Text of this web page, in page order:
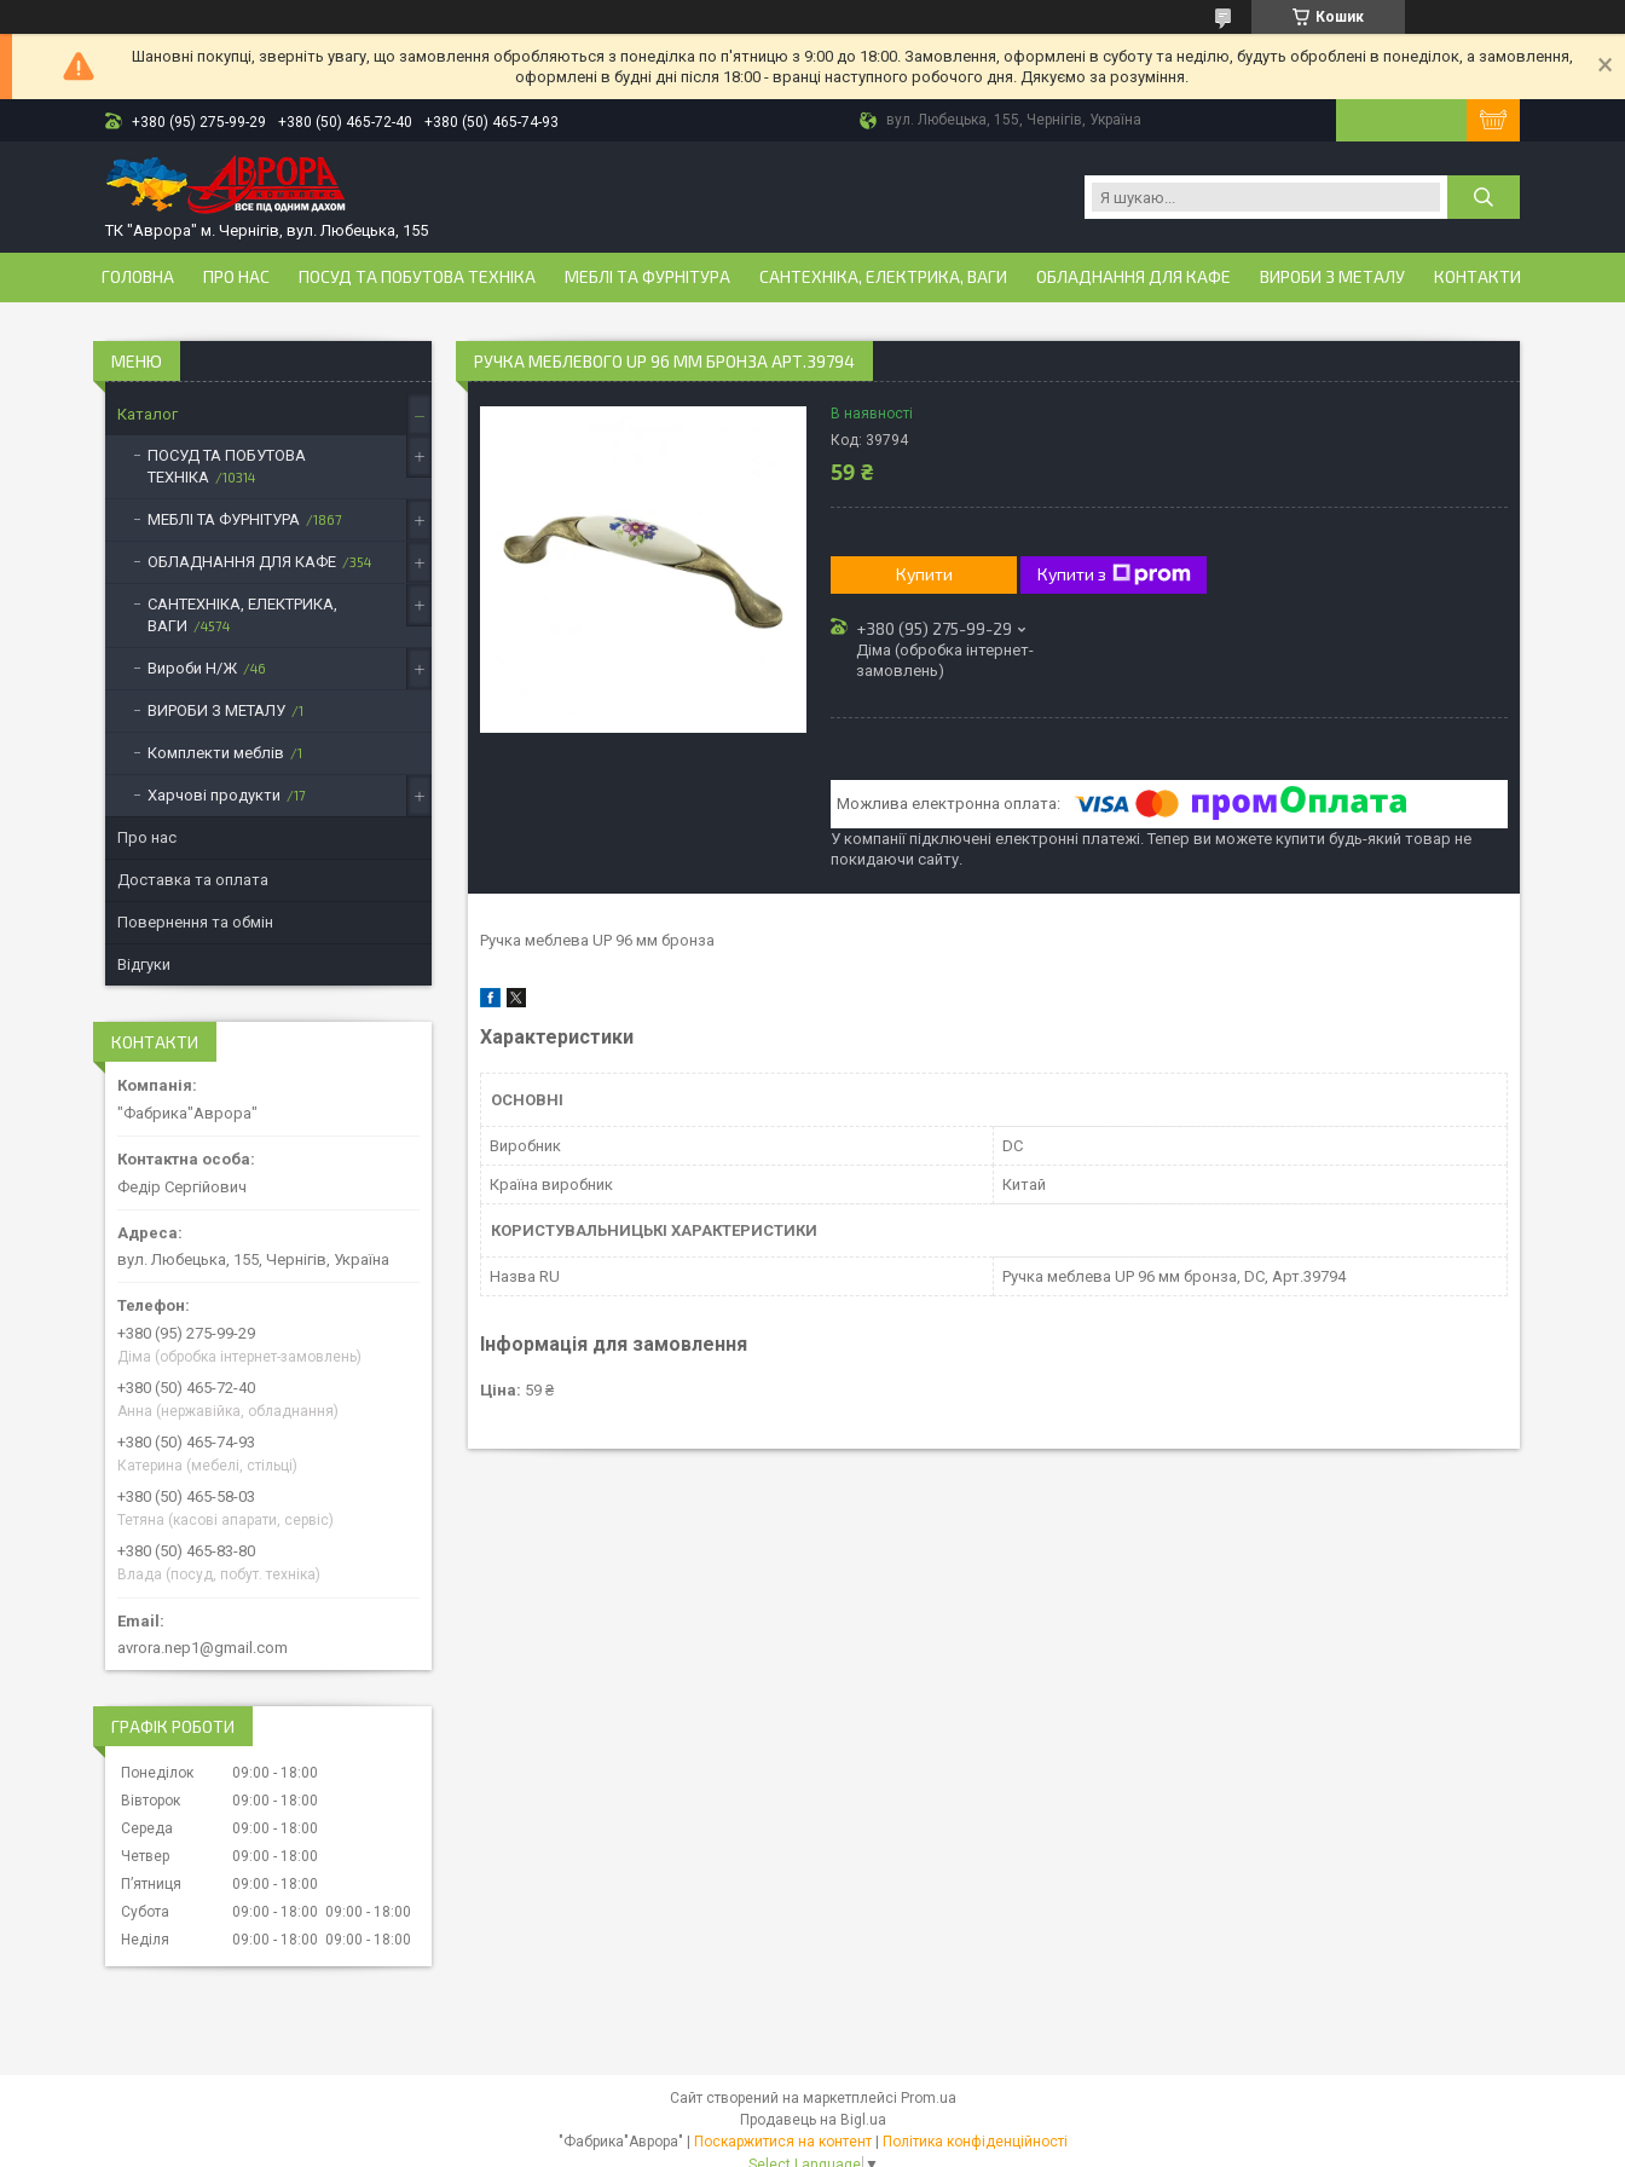
Кошик
Шановні покупці, зверніть увагу, що замовлення обробляються з понеділка по п'ятницю з 9:00 до 18:00. Замовлення, оформлені в суботу та неділю, будуть оброблені в понеділок, а замовлення,
оформлені в будні дні після 18:00 - вранці наступного робочого дня. Дякуємо за розуміння.
+380 (95) 275-99-29 +380 (50) 465-72-40 +380 (50) 465-74-93 вул. Любецька, 155, Чернігів, Україна
ТК "Аврора" м. Чернігів, вул. Любецька, 155
ГОЛОВНА ПРО НАС ПОСУД ТА ПОБУТОВА ТЕХНІКА МЕБЛІ ТА ФУРНІТУРА САНТЕХНІКА, ЕЛЕКТРИКА, ВАГИ ОБЛАДНАННЯ ДЛЯ КАФЕ ВИРОБИ З МЕТАЛУ КОНТАКТИ
РУЧКА МЕБЛЕВОГО UP 96 ММ БРОНЗА АРТ.39794
В наявності
Код: 39794
59 ₴
Купити Купити з
+380 (95) 275-99-29
Діма (обробка інтернет-
замовлень)
У компанії підключені електронні платежі. Тепер ви можете купити будь-який товар не
покидаючи сайту.
Ручка меблева UP 96 мм бронза
Характеристики
ОСНОВНІ
Виробник DC
Країна виробник Китай
КОРИСТУВАЛЬНИЦЬКІ ХАРАКТЕРИСТИКИ
Назва RU Ручка меблева UP 96 мм бронза, DC, Арт.39794
Інформація для замовлення
Ціна: 59 ₴
Каталог
ПОСУД ТА ПОБУТОВА
ТЕХНІКА
10314
МЕБЛІ ТА ФУРНІТУРА 1867
ОБЛАДНАННЯ ДЛЯ КАФЕ 354
САНТЕХНІКА, ЕЛЕКТРИКА,
ВАГИ
4574
Вироби Н/Ж 46
ВИРОБИ З МЕТАЛУ 1
Комплекти меблів 1
Харчові продукти 17
Про нас
Доставка та оплата
Повернення та обмін
Відгуки
КОНТАКТИ
"Фабрика"Аврора"
Федір Сергійович
вул. Любецька, 155, Чернігів, Україна
+380 (95) 275-99-29
Діма (обробка інтернет-замовлень)
+380 (50) 465-72-40
Анна (нержавійка, обладнання)
+380 (50) 465-74-93
Катерина (мебелі, стільці)
+380 (50) 465-58-03
Тетяна (касові апарати, сервіс)
+380 (50) 465-83-80
Влада (посуд, побут. техніка)
avrora.nep1@gmail.com
ГРАФІК РОБОТИ
Понеділок 09:00
18:00
Вівторок
09:00
18:00
Середа
09:00
18:00
Четвер
09:00
18:00
Пʼятниця
09:00
18:00
Субота
09:00 18:00 09:00
18:00
Неділя
09:00 18:00 09:00 18:00
Сайт створений на маркетплейсі Prom.ua
Продавець на Bigl.ua
Поскаржитися на контент
Політика конфіденційності